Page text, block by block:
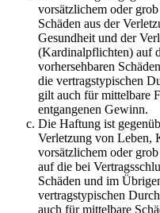
vorsätzlichem oder
Schäden aus der
Gesundheit und der
(Kardinalpflichten) auf
vorhersehbaren
die vertragstypischen
gilt auch für mittelbare
entgangenen Gewinn.
Die Haftung ist
Verletzung von Leben,
vorsätzlichem oder
auf die bei
Schäden und im
vertragstypischen
auch für mittelbare